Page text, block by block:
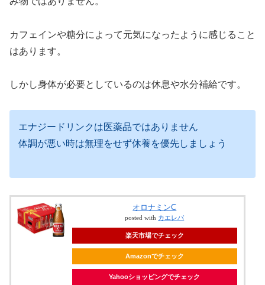
カフェインや糖分によって元気になったように感じること
はあります。
しかし身体が必要としているのは休息や水分補給です。
エナジードリンクは医薬品ではありません
体調が悪い時は無理をせず休養を優先しましょう
オロナミンC
posted with カエレバ
楽天市場でチェック
Amazonでチェック
Yahooショッピングでチェック